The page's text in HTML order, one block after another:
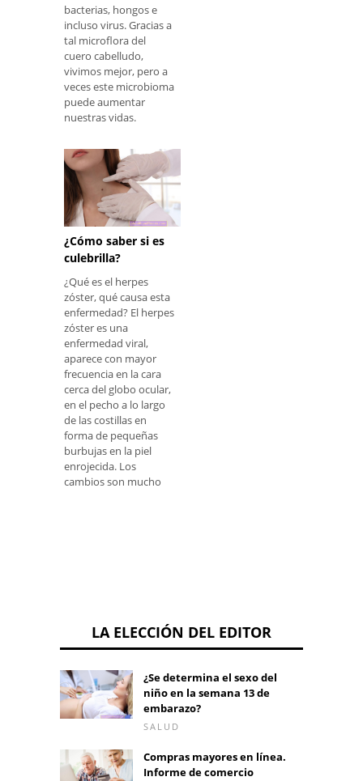
bacterias, hongos e
incluso virus. Gracias a
tal microflora del
cuero cabelludo,
vivimos mejor, pero a
veces este microbioma
puede aumentar
nuestras vidas.
¿Cómo saber si es
culebrilla?
¿Qué es el herpes
zóster, qué causa esta
enfermedad? El herpes
zóster es una
enfermedad viral,
aparece con mayor
frecuencia en la cara
cerca del globo ocular,
en el pecho a lo largo
de las costillas en
forma de pequeñas
burbujas en la piel
enrojecida. Los
cambios son mucho
LA ELECCIÓN DEL EDITOR
¿Se determina el sexo del
niño en la semana 13 de
embarazo?
SALUD
Compras mayores en línea.
Informe de comercio